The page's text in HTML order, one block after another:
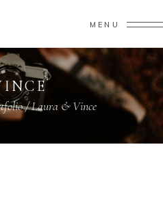
MENU
/Laura & Vince